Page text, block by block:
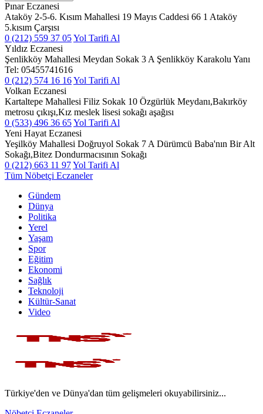
Pınar Eczanesi
Ataköy 2-5-6. Kısım Mahallesi 19 Mayıs Caddesi 66 1 Ataköy
5.kısım Çarşısı
0 (212) 559 37 05Yol Tarifi Al
Yıldız Eczanesi
Şenlikköy Mahallesi Meydan Sokak 3 A Şenlikköy Karakolu Yanı
Tel: 05455741616
0 (212) 574 16 16Yol Tarifi Al
Volkan Eczanesi
Kartaltepe Mahallesi Filiz Sokak 10 Özgürlük Meydanı,Bakırköy
metrosu çıkışı,Kız meslek lisesi sokağı aşağısı
0 (533) 496 36 65Yol Tarifi Al
Yeni Hayat Eczanesi
Yeşilköy Mahallesi Doğruyol Sokak 7 A Dürümcü Baba'nın Bir Alt
Sokağı,Bitez Dondurmacısının Sokağı
0 (212) 663 11 97Yol Tarifi Al
Tüm Nöbetçi Eczaneler
Gündem
Dünya
Politika
Yerel
Yaşam
Spor
Eğitim
Ekonomi
Sağlık
Teknoloji
Kültür-Sanat
Video
Türkiye'den ve Dünya'dan tüm gelişmeleri okuyabilirsiniz...